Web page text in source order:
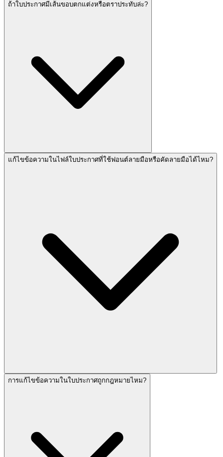
ถ้าใบประกาศมีเส้นขอบตกแต่งหรือตราประทับล่ะ?
แก้ไขข้อความในไฟล์ใบประกาศที่ใช้ฟอนต์ลายมือหรือคัดลายมือได้ไหม?
การแก้ไขข้อความในใบประกาศถูกกฎหมายไหม?